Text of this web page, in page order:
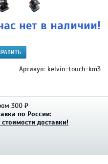
нет в наличии!
Артикул: kelvin-touch-km3
300 ₽
по России:
стоимости доставки!